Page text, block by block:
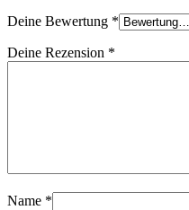
Deine Bewertung *
Deine Rezension *
Name *